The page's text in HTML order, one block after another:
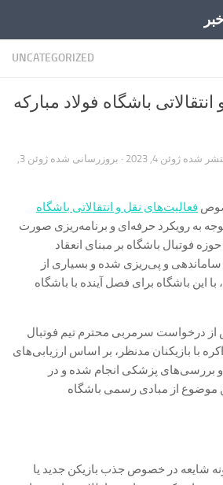
UNCATEGORIZED
باشگاه فولاد مبارکه
شده ژوئن 4, 2023 · بروزرسانی شده
ژوئن 3,
فعالیت‌های نقل و انتقالاتی باشگاه
توجه به رویکرد حرفه‌ای و برنامه‌ریزی صورت
فوتبال باشگاه بر مبنای انعقاد
و پی‌ریزی شده و بسیاری از
این باشگاه برای فصل آینده با باشگاه
درخواست سرمربی محترم تیم فوتبال
با بازیکنان مدنظر، بر اساس ارزیابی‌های
بررسی‌های پزشکی انجام شده و در
موضوع از مبادی رسمی باشگاه
شایعه در خصوص جذب بازیکن جدید یا